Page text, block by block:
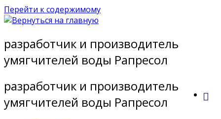
Перейти к содержимому
разработчик и производитель
умягчителей воды Рапресол
разработчик и производитель
умягчителей воды Рапресол